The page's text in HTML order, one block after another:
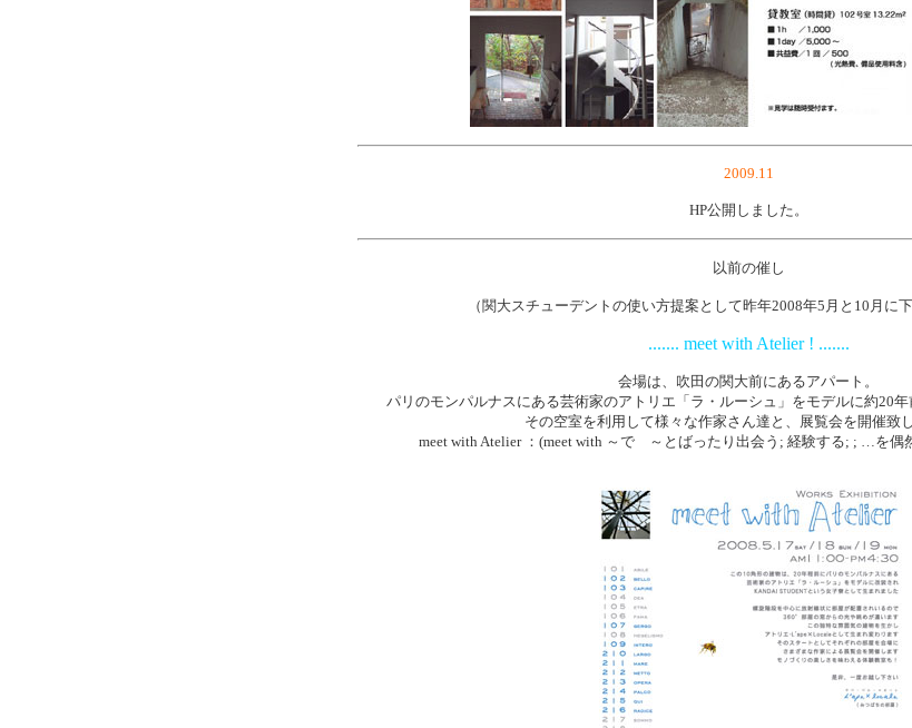
2009.11
HP公開しました。
以前の催し
（関大スチューデントの使い方提案として昨年2008年5月と10月に
....... meet with Atelier ! .......
会場は、吹田の関大前にあるアパート。
パリのモンパルナスにある芸術家のアトリエ「ラ・ルーシュ」をモデルに約20年
その空室を利用して様々な作家さん達と、展覧会を開催致し
meet with Atelier ：(meet with ～で ～とばったり出会う; 経験する; ; …を偶